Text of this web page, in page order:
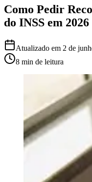
Como Pedir
do INSS em 2026
Atualizado em 2 de
8 min de leitura